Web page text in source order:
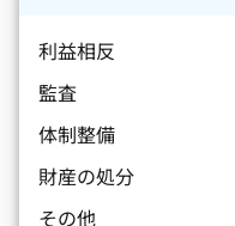
利益相反
監査
体制整備
財産の処分
その他